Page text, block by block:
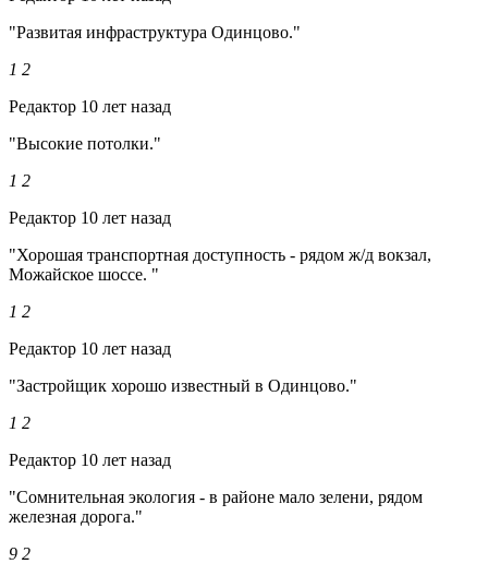
"Развитая инфраструктура Одинцово."
1 2
Редактор 10 лет назад
"Высокие потолки."
1 2
Редактор 10 лет назад
"Хорошая транспортная доступность - рядом ж/д вокзал,
Можайское шоссе. "
1 2
Редактор 10 лет назад
"Застройщик хорошо известный в Одинцово."
1 2
Редактор 10 лет назад
"Сомнительная экология - в районе мало зелени, рядом
железная дорога."
9 2